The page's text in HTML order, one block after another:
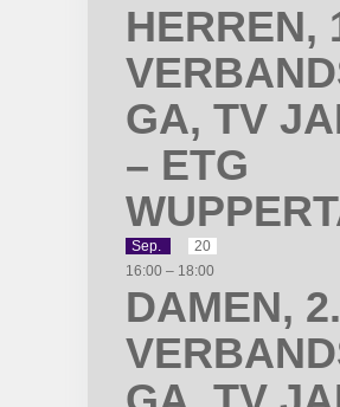
HERREN,
GA, TV
– ETG
Sep.
20
16:00 – 18:00
DAMEN, 2.